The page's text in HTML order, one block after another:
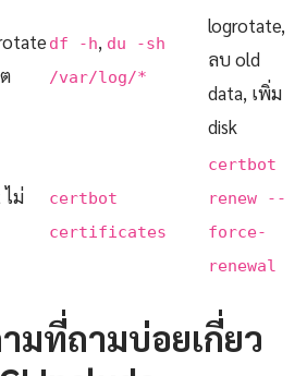
df -h, du -sh
/var/log/*
logrotate,
ลบ old
data, เพิ่ม
disk
ม่
certbot
certificates
certbot
renew --
force-
renewal
มที่ถามบ่อยเกี่ยว